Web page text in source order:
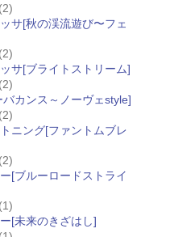
(2)
サ[秋の渓流遊び〜フェ
(2)
サ[ブライトストリーム]
(2)
カンス～ノーヴェstyle]
(2)
ニング[ファントムブレ
(2)
[ブルーロードストライ
(1)
[未来のきざはし]